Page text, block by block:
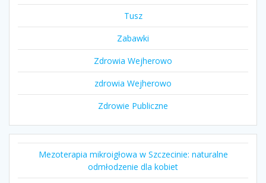
Tusz
Zabawki
Zdrowia Wejherowo
zdrowia Wejherowo
Zdrowie Publiczne
Mezoterapia mikroigłowa w Szczecinie: naturalne
odmłodzenie dla kobiet